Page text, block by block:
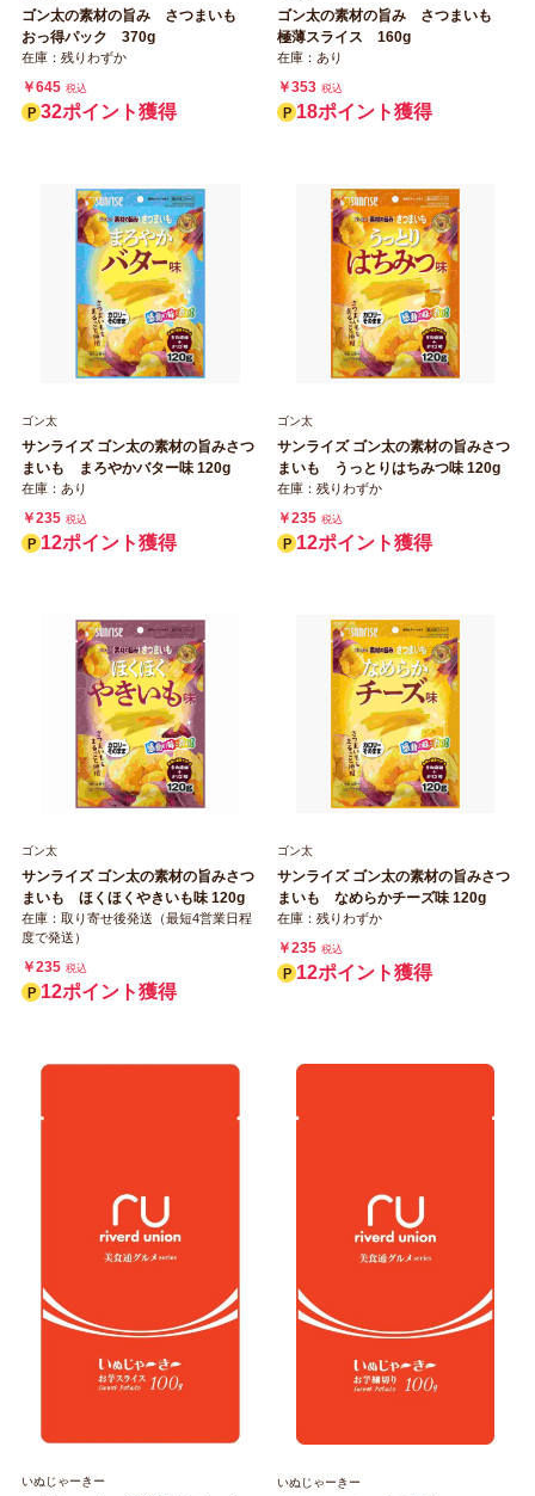
ゴン太の素材の旨み さつまいも
おっ得パック 370g
在庫：残りわずか
￥645 税込
32ポイント獲得
ゴン太の素材の旨み さつまいも
極薄スライス 160g
在庫：あり
￥353 税込
18ポイント獲得
ゴン太
サンライズ ゴン太の素材の旨みさつ
まいも まろやかバター味 120g
在庫：あり
￥235 税込
12ポイント獲得
ゴン太
サンライズ ゴン太の素材の旨みさつ
まいも うっとりはちみつ味 120g
在庫：残りわずか
￥235 税込
12ポイント獲得
ゴン太
サンライズ ゴン太の素材の旨みさつ
まいも ほくほくやきいも味 120g
在庫：取り寄せ後発送（最短4営業日程
度で発送）
￥235 税込
12ポイント獲得
ゴン太
サンライズ ゴン太の素材の旨みさつ
まいも なめらかチーズ味 120g
在庫：残りわずか
￥235 税込
12ポイント獲得
いぬじゃーきー いぬじゃーきー